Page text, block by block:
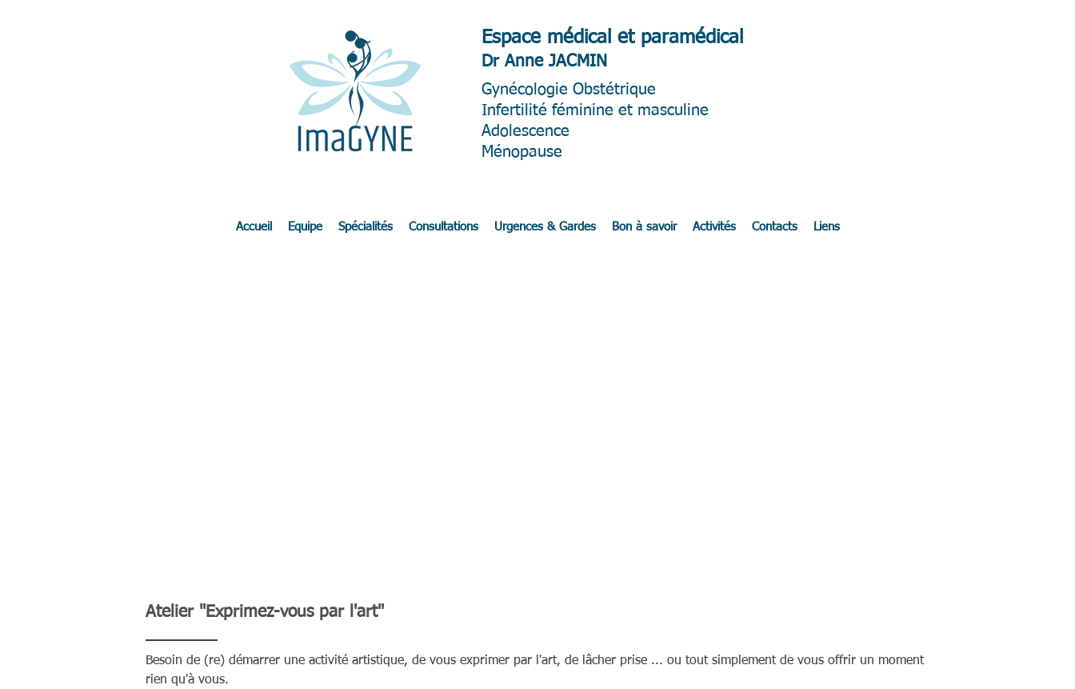
Espace médical et paramédical
Dr Anne JACMIN
Gynécologie Obstétrique
Infertilité féminine et masculine
Adolescence
Ménopause
Accueil Equipe Spécialités Consultations Urgences & Gardes Bon à savoir Activités Contacts Liens
Atelier "Exprimez-vous par l'art"
Besoin de (re) démarrer une activité artistique, de vous exprimer par l'art, de lâcher prise ... ou tout simplement de vous offrir un moment
rien qu'à vous.